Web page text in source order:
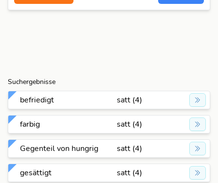
Suchergebnisse
befriedigt satt (4)
farbig satt (4)
Gegenteil von hungrig satt (4)
gesättigt satt (4)